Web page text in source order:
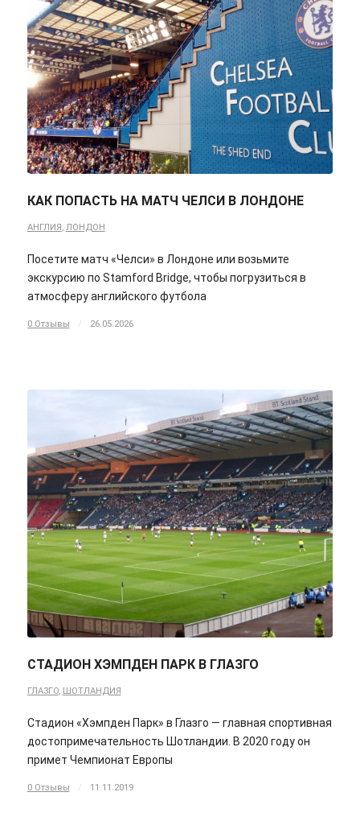
КАК ПОПАСТЬ НА МАТЧ ЧЕЛСИ В ЛОНДОНЕ
АНГЛИЯ , ЛОНДОН
Посетите матч «Челси» в Лондоне или возьмите
экскурсию по Stamford Bridge, чтобы погрузиться в
атмосферу английского футбола
0 Отзывы / 26.05.2026
СТАДИОН ХЭМПДЕН ПАРК В ГЛАЗГО
ГЛАЗГО, ШОТЛАНДИЯ
Стадион «Хэмпден Парк» в Глазго — главная спортивная
достопримечательность Шотландии. В 2020 году он
примет Чемпионат Европы
0 Отзывы / 11.11.2019